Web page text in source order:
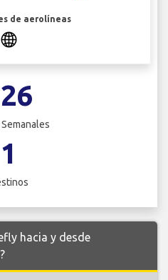
de aerolíneas
1
hacia y desde